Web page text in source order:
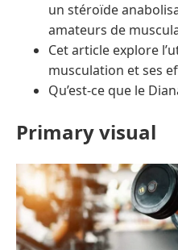
un stéroïde
amateurs de
Cet article explore
musculation et ses
Qu’est-ce que le
Primary visual